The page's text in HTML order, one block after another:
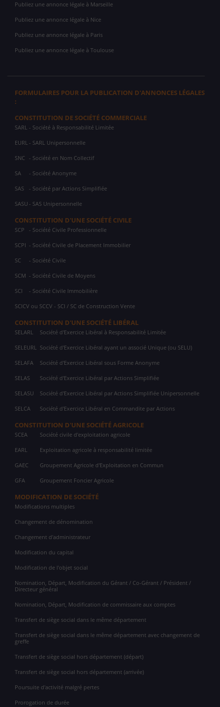
Publiez une annonce légale à Marseille
Publiez une annonce légale à Nice
Publiez une annonce légale à Paris
Publiez une annonce légale à Toulouse
FORMULAIRES POUR LA PUBLICATION D'ANNONCES LÉGALES
:
CONSTITUTION DE SOCIÉTÉ COMMERCIALE
SARL - Société à Responsabilité Limitée
EURL - SARL Unipersonnelle
SNC - Société en Nom Collectif
SA - Société Anonyme
SAS - Société par Actions Simplifiée
SASU - SAS Unipersonnelle
CONSTITUTION D'UNE SOCIÉTÉ CIVILE
SCP - Société Civile Professionnelle
SCPI - Société Civile de Placement Immobilier
SC - Société Civile
SCM - Société Civile de Moyens
SCI - Société Civile Immobilière
SCICV ou SCCV - SCI / SC de Construction Vente
CONSTITUTION D'UNE SOCIÉTÉ LIBÉRAL
SELARL Société d'Exercice Libéral à Responsabilité Limitée
SELEURL Société d'Exercice Libéral ayant un associé Unique (ou SELU)
SELAFA Société d'Exercice Libéral sous Forme Anonyme
SELAS Société d'Exercice Libéral par Actions Simplifiée
SELASU Société d'Exercice Libéral par Actions Simplifiée Unipersonnelle
SELCA Société d'Exercice Libéral en Commandite par Actions
CONSTITUTION D'UNE SOCIÉTÉ AGRICOLE
SCEA Société civile d'exploitation agricole
EARL Exploitation agricole à responsabilité limitée
GAEC Groupement Agricole d'Exploitation en Commun
GFA Groupement Foncier Agricole
MODIFICATION DE SOCIÉTÉ
Modifications multiples
Changement de dénomination
Changement d'administrateur
Modification du capital
Modification de l'objet social
Nomination, Départ, Modification du Gérant / Co-Gérant / Président /
Directeur général
Nomination, Départ, Modification de commissaire aux comptes
Transfert de siège social dans le même département
Transfert de siège social dans le même département avec changement de
greffe
Transfert de siège social hors département (départ)
Transfert de siège social hors département (arrivée)
Poursuite d'activité malgré pertes
Prorogation de durée